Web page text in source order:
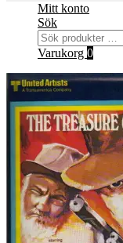
Mitt konto
Sök
Sök
efter:
Varukorg 0